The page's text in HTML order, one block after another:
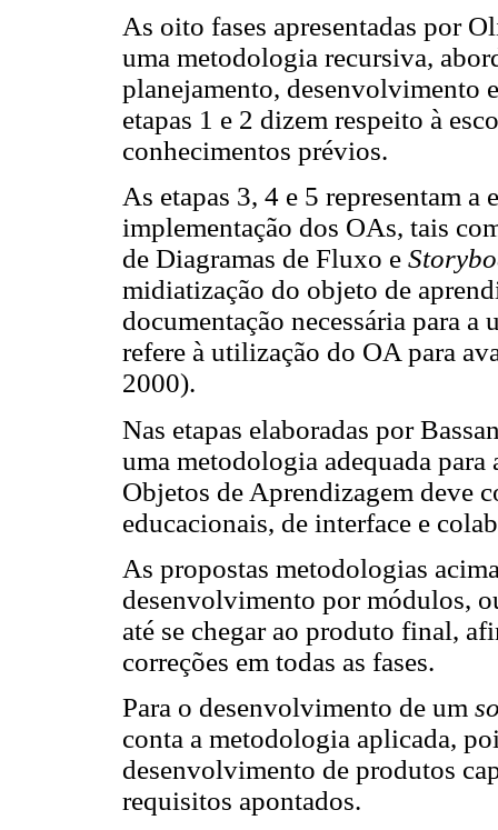
As oito fases apresentadas por
uma metodologia recursiva,
planejamento, desenvolvimento
etapas 1 e 2 dizem respeito à
conhecimentos prévios.
As etapas 3, 4 e 5 representam
implementação dos OAs, tais
de Diagramas de Fluxo e
midiatização do objeto de
documentação necessária para
refere à utilização do OA para
2000).
Nas etapas elaboradas por
uma metodologia adequada
Objetos de Aprendizagem deve
educacionais, de interface e
As propostas metodologias
desenvolvimento por módulos,
até se chegar ao produto final,
correções em todas as fases.
Para o desenvolvimento de um
conta a metodologia aplicada,
desenvolvimento de produtos
requisitos apontados.